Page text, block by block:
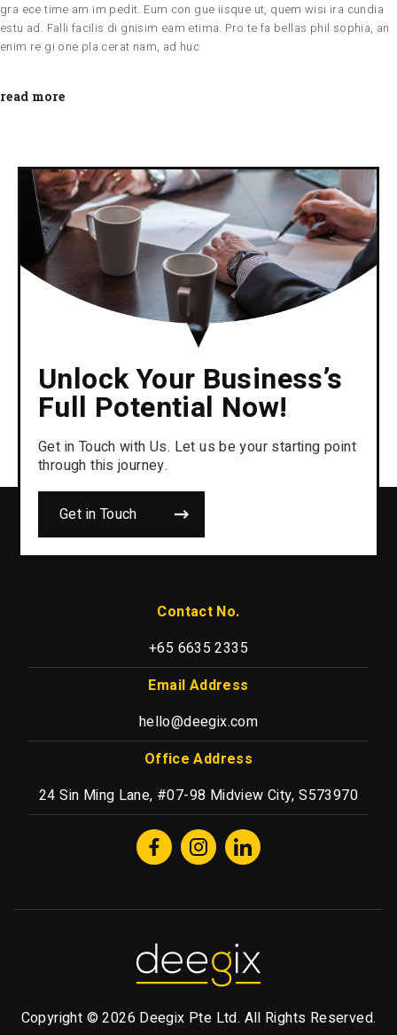
gra ece time am im pedit. Eum con gue iisque ut, quem wisi ira cundia
estu ad. Falli facilis di gnisim eam etima. Pro te fa bellas phil sophia, an
enim re gi one pla cerat nam, ad huc
read more
Unlock Your Business’s
Full Potential Now!
Get in Touch with Us. Let us be your starting point
through this journey.
Get in Touch
Contact No.
+65 6635 2335
Email Address
hello@deegix.com
Office Address
24 Sin Ming Lane, #07-98 Midview City, S573970
Copyright © 2026 Deegix Pte Ltd. All Rights Reserved.